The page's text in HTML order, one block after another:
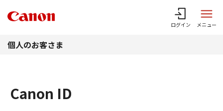
ログイン メニュー
個人のお客さま
Canon ID